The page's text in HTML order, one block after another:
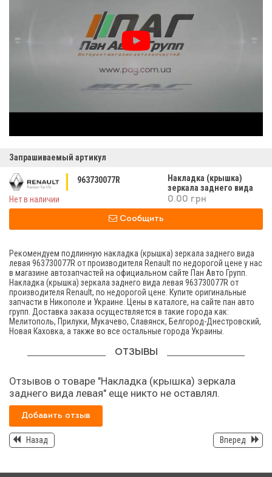
Запрашиваемый артикул
963730077R
Накладка (крышка)
зеркала заднего вида
левая
Нет в наличии 0.00 грн
Сообщить
Рекомендуем подлинную накладка (крышка) зеркала заднего вида
левая 963730077R от производителя Renault по недорогой цене у нас
в магазине автозапчастей на официальном сайте Пан Авто Групп.
Накладка (крышка) зеркала заднего вида левая 963730077R от
производителя Renault, по недорогой цене. Купите оригинальные
запчасти в Никополе и Украине. Цены в каталоге, на сайте пан авто
групп. Доставка заказа осуществляется в такие города как:
Мелитополь, Прилуки, Мукачево, Славянск, Белгород-Днестровский,
Новая Каховка, а также во все остальные города Украины.
ОТЗЫВЫ
Отзывов о товаре "Накладка (крышка) зеркала
заднего вида левая" еще никто не оставлял.
Добавить отзыв
Назад Вперед